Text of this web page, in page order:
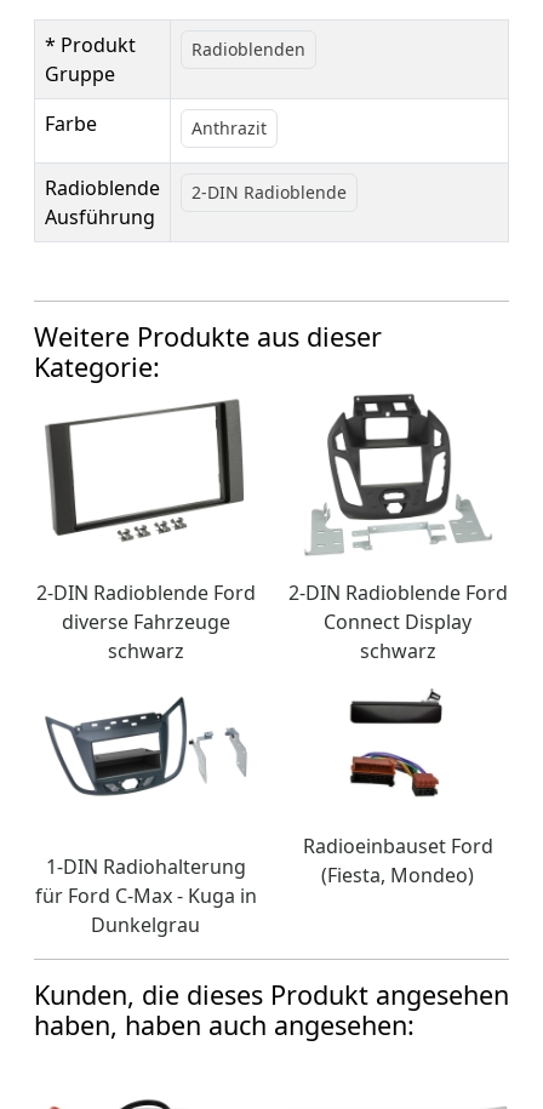
* Produkt
Gruppe
Radioblenden
Farbe Anthrazit
Radioblende
Ausführung
2-DIN Radioblende
Weitere Produkte aus dieser
Kategorie:
2-DIN Radioblende Ford
diverse Fahrzeuge
schwarz
2-DIN Radioblende Ford
Connect Display
schwarz
1-DIN Radiohalterung
für Ford C-Max - Kuga in
Dunkelgrau
Radioeinbauset Ford
(Fiesta, Mondeo)
Kunden, die dieses Produkt angesehen
haben, haben auch angesehen: